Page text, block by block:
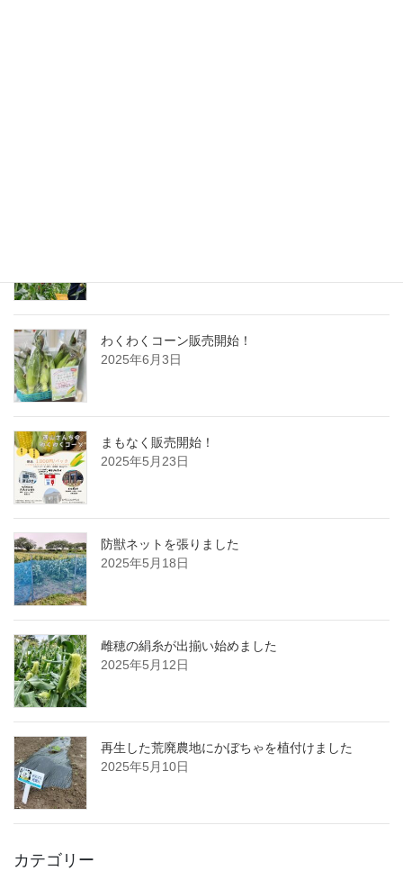
わくわくコーン販売開始！
2025年6月3日
まもなく販売開始！
2025年5月23日
防獣ネットを張りました
2025年5月18日
雌穂の絹糸が出揃い始めました
2025年5月12日
再生した荒廃農地にかぼちゃを植付けました
2025年5月10日
カテゴリー